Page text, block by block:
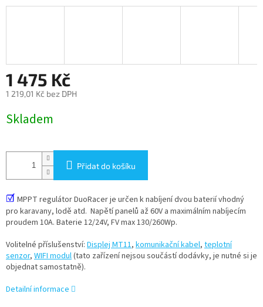
1 475 Kč
1 219,01 Kč bez DPH
cena:
Skladem
Přidat do košíku
☑ MPPT regulátor DuoRacer je určen k nabíjení dvou baterií vhodný
pro karavany, lodě atd. Napětí panelů až 60V a maximálním nabíjecím
proudem 10A. Baterie 12/24V, FV max 130/260Wp.
Volitelné příslušenství: Displej MT11, komunikační kabel, teplotní
senzor, WIFI modul(tato zařízení nejsou součástí dodávky, je nutné si je
objednat samostatně).
Detailní informace